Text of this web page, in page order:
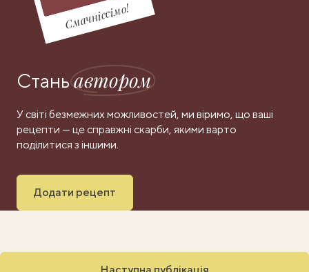
Смачніссімо!
Станьавтором
У світі безмежних можливостей, ми віримо, що ваші
рецепти — це справжні скарби, якими варто
поділитися з іншими.
Додати рецепт